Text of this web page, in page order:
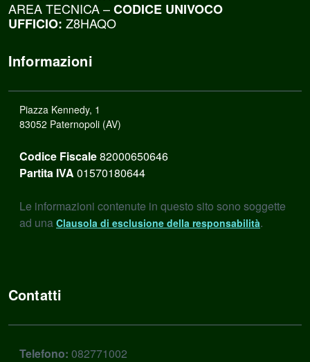
AREA TECNICA –CODICE UNIVOCO
UFFICIO: Z8HAQO
Informazioni
Piazza Kennedy, 1
83052 Paternopoli (AV)
Codice Fiscale82000650646
Partita IVA 01570180644
Le informazioni contenute in questo sito sono soggette
ad una Clausola di esclusione della responsabilità.
Contatti
Telefono: 082771002